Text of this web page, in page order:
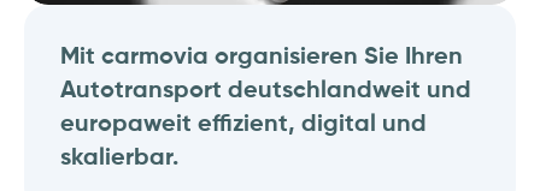
Mit carmovia organisieren Sie Ihren
Autotransport deutschlandweit und
europaweit effizient, digital und
skalierbar.